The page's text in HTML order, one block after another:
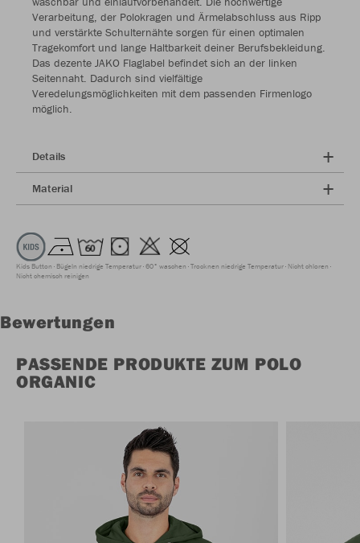
Verarbeitung, der Polokragen und Ärmelabschluss aus Ripp
und verstärkte Schulternähte sorgen für einen optimalen
Tragekomfort und lange Haltbarkeit deiner Berufsbekleidung.
Das dezente JAKO Flaglabel befindet sich an der linken
Seitennaht. Dadurch sind vielfältige
Veredelungsmöglichkeiten mit dem passenden Firmenlogo
möglich.
Details
Material
Kids Button Bügeln niedrige Temperatur 60° waschen Trocknen niedrige Temperatur Nicht chloren
Nicht chemisch reinigen
Bewertungen
PASSENDE PRODUKTE ZUM POLO
ORGANIC